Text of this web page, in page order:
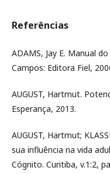
Referências
ADAMS, Jay E. Manual
Campos: Editora Fiel,
AUGUST, Hartmut.
Esperança, 2013.
AUGUST, Hartmut;
sua influência na vida
Cógnito. Curitiba, v.1:2,